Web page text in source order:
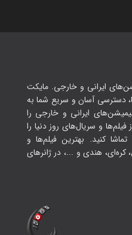
ایرانی و خارجی. مایکت
دسترسی آسان و سریع شما به
ایرانی و خارجی را
و سریال‌های روز دنیا را
کنید. بهترین فیلم‌ها و
کره‌ای، هندی و ...، در ژانرهای